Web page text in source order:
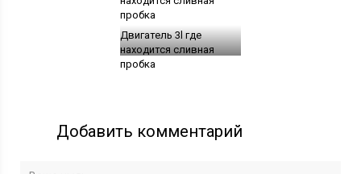
Двигатель 3l где
находится сливная
пробка
Добавить комментарий